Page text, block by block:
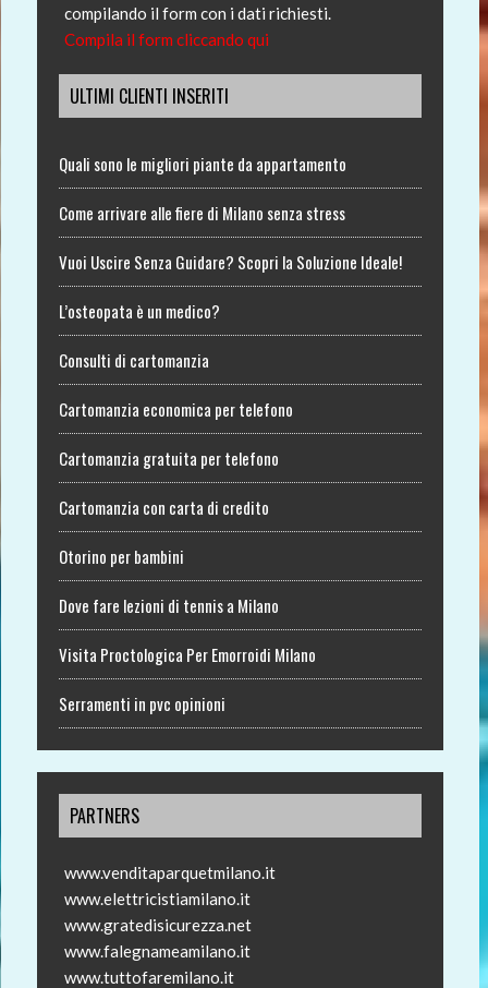
compilando il form con i dati richiesti.
Compila il form cliccando qui
ULTIMI CLIENTI INSERITI
Quali sono le migliori piante da appartamento
Come arrivare alle fiere di Milano senza stress
Vuoi Uscire Senza Guidare? Scopri la Soluzione Ideale!
L’osteopata è un medico?
Consulti di cartomanzia
Cartomanzia economica per telefono
Cartomanzia gratuita per telefono
Cartomanzia con carta di credito
Otorino per bambini
Dove fare lezioni di tennis a Milano
Visita Proctologica Per Emorroidi Milano
Serramenti in pvc opinioni
PARTNERS
www.venditaparquetmilano.it
www.elettricistiamilano.it
www.gratedisicurezza.net
www.falegnameamilano.it
www.tuttofaremilano.it